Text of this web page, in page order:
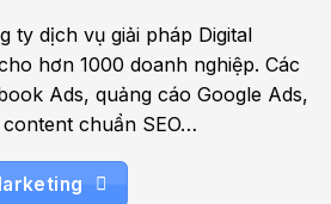
ty dịch vụ giải pháp Digital
hơn 1000 doanh nghiệp. Các
Ads, quảng cáo Google Ads,
chuẩn SEO…